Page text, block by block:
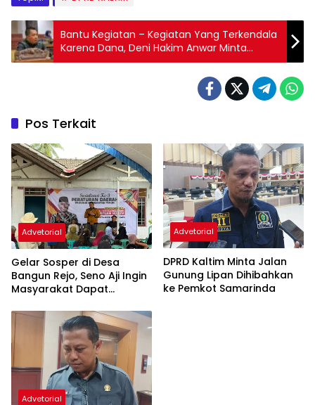
Bantu Kegiatan – Kegiatan Yang Terkendala
Karena Dana, Deni Hakim Anwar Minta
Program CSR Di Samarinda Kembali
Pos Terkait
Advetorial
Gelar Sosper di Desa
Bangun Rejo, Seno Aji Ingin
Masyarakat Dapat
Advetorial
DPRD Kaltim Minta Jalan
Gunung Lipan Dihibahkan
ke Pemkot Samarinda
Advetorial